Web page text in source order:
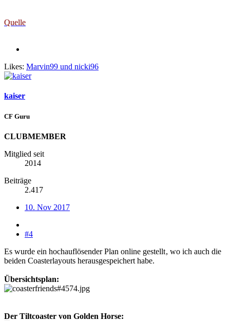
Quelle
Likes: Marvin99 und nicki96
kaiser
CF Guru
CLUBMEMBER
Mitglied seit
2014
Beiträge
2.417
10. Nov 2017
#4
Es wurde ein hochauflösender Plan online gestellt, wo ich auch die
beiden Coasterlayouts herausgespeichert habe.
Übersichtsplan:
Der Tiltcoaster von Golden Horse: